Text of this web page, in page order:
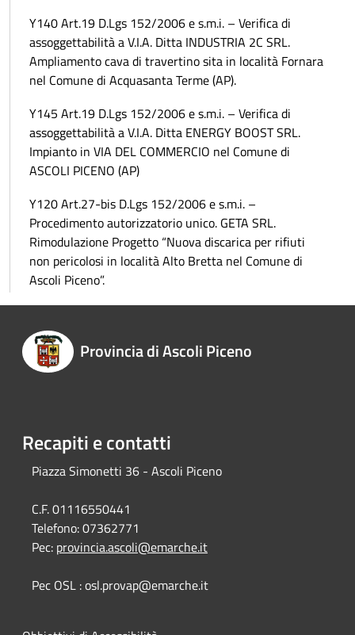
Y140 Art.19 D.Lgs 152/2006 e s.m.i. – Verifica di
assoggettabilità a V.I.A. Ditta INDUSTRIA 2C SRL.
Ampliamento cava di travertino sita in località Fornara
nel Comune di Acquasanta Terme (AP).
Y145 Art.19 D.Lgs 152/2006 e s.m.i. – Verifica di
assoggettabilità a V.I.A. Ditta ENERGY BOOST SRL.
Impianto in VIA DEL COMMERCIO nel Comune di
ASCOLI PICENO (AP)
Y120 Art.27-bis D.Lgs 152/2006 e s.m.i. –
Procedimento autorizzatorio unico. GETA SRL.
Rimodulazione Progetto “Nuova discarica per rifiuti
non pericolosi in località Alto Bretta nel Comune di
Ascoli Piceno”.
Provincia di Ascoli Piceno
Recapiti e contatti
Piazza Simonetti 36 - Ascoli Piceno
C.F. 01116550441
Telefono:07362771
Pec: provincia.ascoli@emarche.it
Pec OSL : osl.provap@emarche.it